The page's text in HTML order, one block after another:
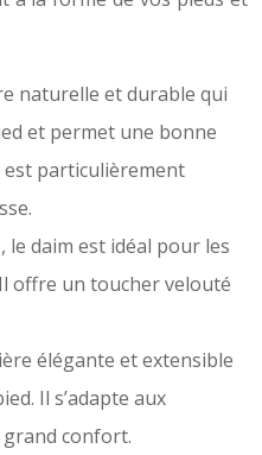
naturelle et durable qui
et permet une bonne
est particulièrement
le daim est idéal pour les
offre un toucher velouté
élégante et extensible
Il s’adapte aux
confort.